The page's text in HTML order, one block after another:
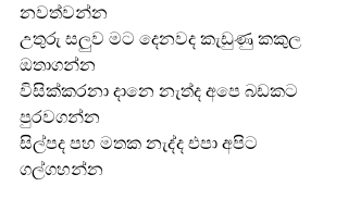
නවත්වන්න
උතුරු සලුව මට දෙනවද කැඩුණු කකුල
ඔතාගන්න
විසික්කරනා දානෙ නැත්ද අපෙ බඩකට
පුරවගන්න
සිල්පද පහ මතක නැද්ද එපා අපිට
ගල්ගහන්න